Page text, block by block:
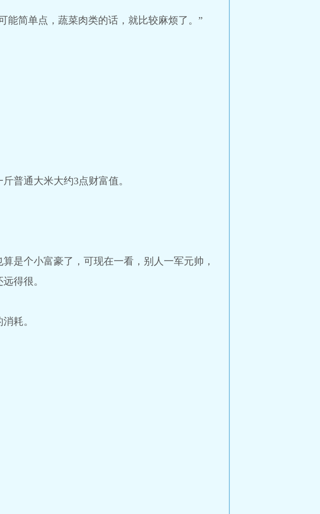
能简单点，蔬菜肉类的话，就比较麻烦了。”
普通大米大约3点财富值。
是个小富豪了，可现在一看，别人一军元帅，
得很。
耗。